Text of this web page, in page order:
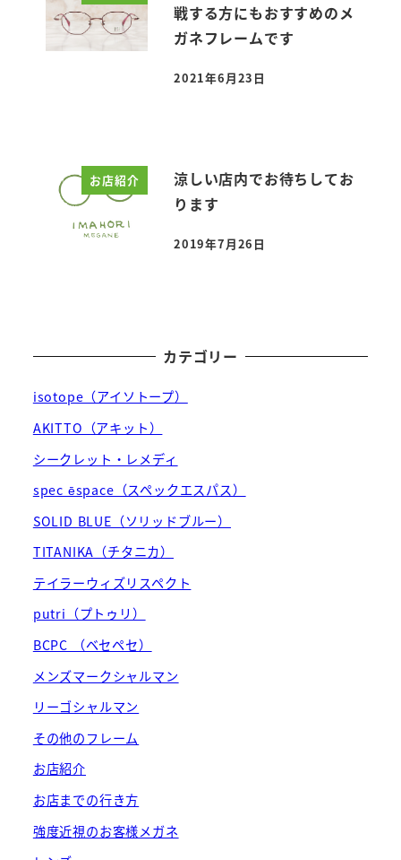
戦する方にもおすすめのメ
ガネフレームです
投稿日
2021年6月23日
お店紹介
涼しい店内でお待ちしてお
ります
投稿日
2019年7月26日
カテゴリー
isotope（アイソトープ）
AKITTO（アキット）
シークレット・レメディ
spec ēspace（スペックエスパス）
SOLID BLUE（ソリッドブルー）
TITANIKA（チタニカ）
テイラーウィズリスペクト
putri（プトゥリ）
BCPC （ベセペセ）
メンズマークシャルマン
リーゴシャルマン
その他のフレーム
お店紹介
お店までの行き方
強度近視のお客様メガネ